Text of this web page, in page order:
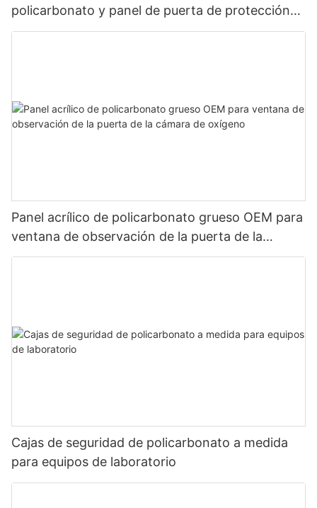
policarbonato y panel de puerta de protección
para maquinaria
Panel acrílico de policarbonato grueso OEM para
ventana de observación de la puerta de la
cámara de oxígeno
Cajas de seguridad de policarbonato a medida
para equipos de laboratorio